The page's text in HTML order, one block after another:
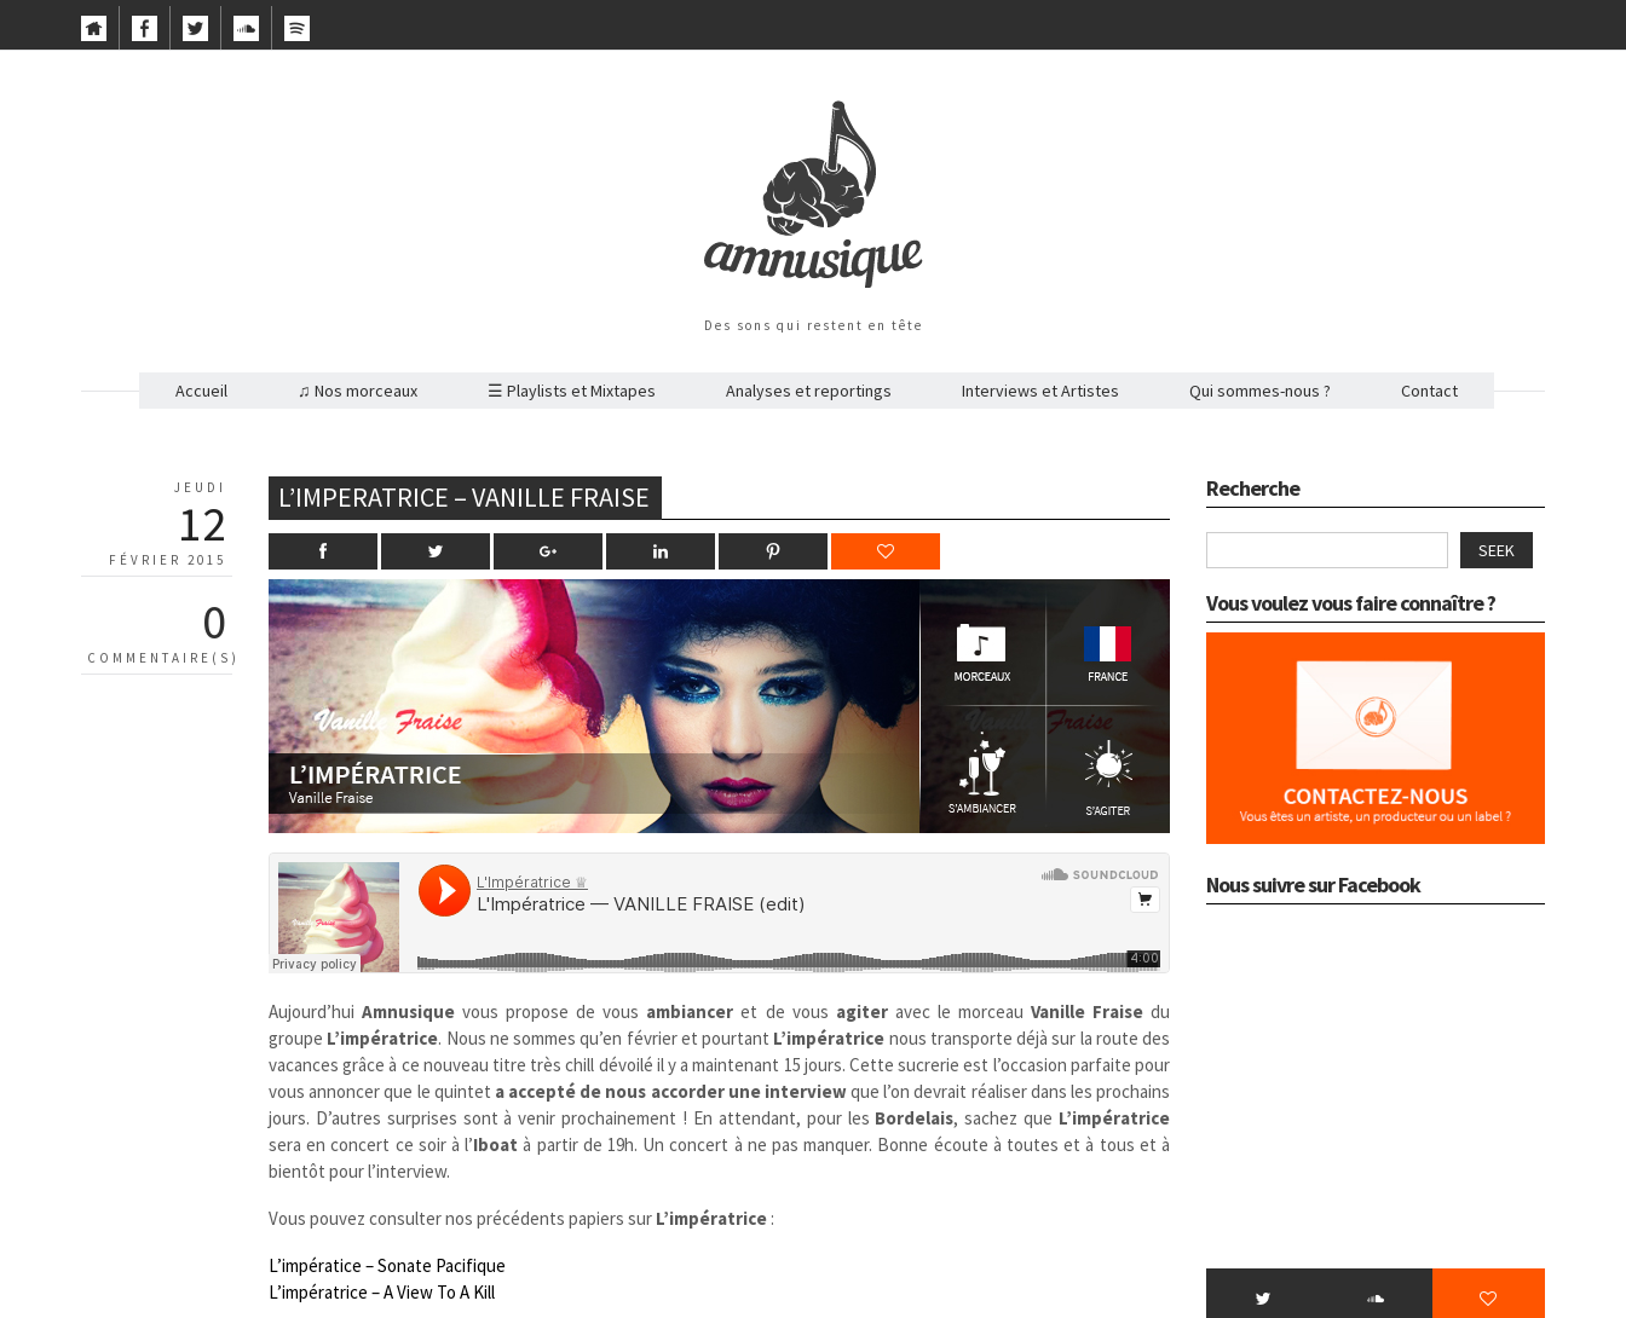
Des sons qui restent en tête
Accueil ♫ Nos morceaux ☰ Playlists et Mixtapes Analyses et reportings Interviews et Artistes Qui sommes-nous ? Contact
JEUDI
12
FÉVRIER 2015
0
COMMENTAIRE(S)
L’IMPERATRICE – VANILLE FRAISE
Aujourd’huiAmnusique vous propose de vous ambiancer et de vous agiteravec le morceau Vanille Fraisedu
groupe L’impératrice. Nous ne sommes qu’en février et pourtant L’impératrice nous transporte déjà sur la route des
vacances grâce à ce nouveau titre très chill dévoilé il y a maintenant 15 jours. Cette sucrerie est l’occasion parfaite pour
vous annoncer que le quintet a accepté de nous accorder une interviewque l’on devrait réaliser dans les prochains
jours. D’autres surprises sont à venir prochainement ! En attendant, pour les Bordelais, sachez que L’impératrice
sera en concert ce soir à l’Iboat à partir de 19h. Un concert à ne pas manquer. Bonne écoute à toutes et à tous et à
bientôt pour l’interview.
Vous pouvez consulter nos précédents papiers sur L’impératrice :
L’impératice – Sonate Pacifique
L’impératrice – A View To A Kill
Recherche
SEEK
Vous voulez vous faire connaître ?
Nous suivre sur Facebook